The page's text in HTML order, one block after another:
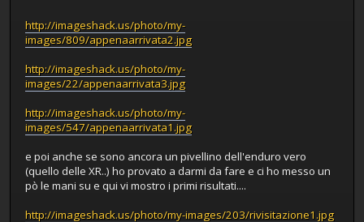
http://imageshack.us/photo/my-
images/809/appenaarrivata2.jpg
http://imageshack.us/photo/my-
images/22/appenaarrivata3.jpg
http://imageshack.us/photo/my-
images/547/appenaarrivata1.jpg
e poi anche se sono ancora un pivellino dell'enduro vero
(quello delle XR..) ho provato a darmi da fare e ci ho messo un
pò le mani su e qui vi mostro i primi risultati....
http://imageshack.us/photo/my-images/203/rivisitazione1.jpg